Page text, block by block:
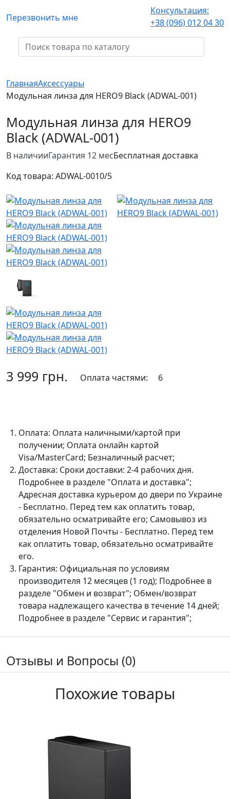
Перезвонить мне
Консультация:
+38 (096) 012 04 30
ГлавнаяАксессуары
Модульная линза для HERO9 Black (ADWAL-001)
Модульная линза для HERO9
Black (ADWAL-001)
В наличииГарантия 12 месБесплатная доставка
Код товара: ADWAL-0010/5
3 999 грн. Оплата частями: 6
Оплата: Оплата наличными/картой при
получении; Оплата онлайн картой
Visa/MasterCard; Безналичный расчет;
Доставка: Сроки доставки: 2-4 рабочих дня.
Подробнее в разделе "Оплата и доставка";
Адресная доставка курьером до двери по Украине
- Бесплатно. Перед тем как оплатить товар,
обязательно осматривайте его; Самовывоз из
отделения Новой Почты - Бесплатно. Перед тем
как оплатить товар, обязательно осматривайте
его.
Гарантия: Официальная по условиям
производителя 12 месяцев (1 год); Подробнее в
разделе "Обмен и возврат"; Обмен/возврат
товара надлежащего качества в течение 14 дней;
Подробнее в разделе "Сервис и гарантия";
Отзывы и Вопросы (0)
Похожие товары